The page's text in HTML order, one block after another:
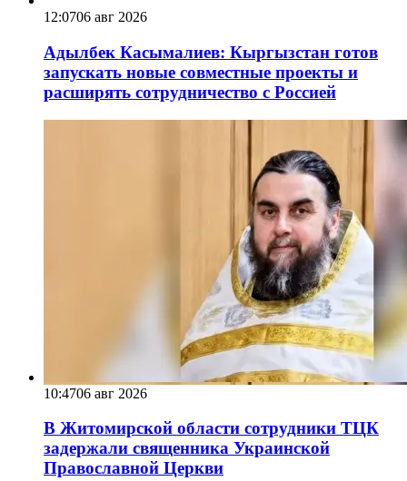
12:0706 авг 2026
Адылбек Касымалиев: Кыргызстан готов
запускать новые совместные проекты и
расширять сотрудничество с Россией
10:4706 авг 2026
В Житомирской области сотрудники ТЦК
задержали священника Украинской
Православной Церкви